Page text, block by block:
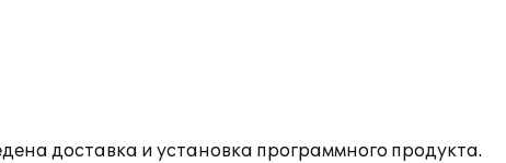
доставка и установка программного продукта.